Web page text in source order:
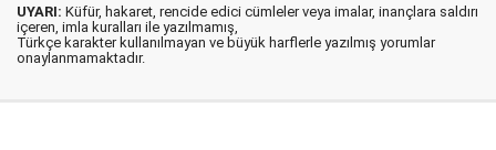
UYARI: Küfür, hakaret, rencide edici cümleler veya imalar, inançlara saldırı
içeren, imla kuralları ile yazılmamış,
Türkçe karakter kullanılmayan ve büyük harflerle yazılmış yorumlar
onaylanmamaktadır.